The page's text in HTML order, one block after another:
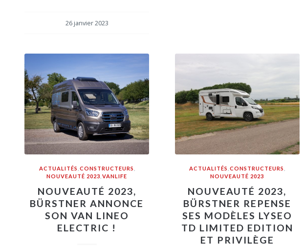
26 janvier 2023
ACTUALITÉS CONSTRUCTEURS
NOUVEAUTÉ 2023 ,VANLIFE
NOUVEAUTÉ 2023,
BÜRSTNER ANNONCE
SON VAN LINEO
ELECTRIC !
ACTUALITÉS ,CONSTRUCTEURS
NOUVEAUTÉ 2023
NOUVEAUTÉ 2023,
BÜRSTNER REPENSE
SES MODÈLES LYSEO
TD LIMITED EDITION
ET PRIVILÈGE